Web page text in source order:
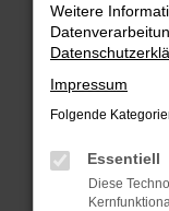
Überprüfe
Laden
Prüfe
Manche
können
Weitere
Impressum
Folgende
Essentiell
Diese